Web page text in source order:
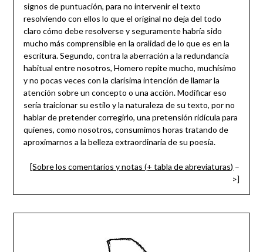
signos de puntuación, para no intervenir el texto
resolviendo con ellos lo que el original no deja del todo
claro cómo debe resolverse y seguramente habría sido
mucho más comprensible en la oralidad de lo que es en la
escritura. Segundo, contra la aberración a la redundancia
habitual entre nosotros, Homero repite mucho, muchísimo
y no pocas veces con la clarísima intención de llamar la
atención sobre un concepto o una acción. Modificar eso
sería traicionar su estilo y la naturaleza de su texto, por no
hablar de pretender corregirlo, una pretensión ridícula para
quienes, como nosotros, consumimos horas tratando de
aproximarnos a la belleza extraordinaria de su poesía.
[Sobre los comentarios y notas (+ tabla de abreviaturas) –
>]